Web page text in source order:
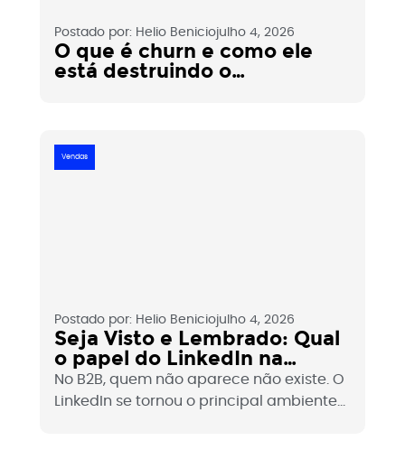
Postado por: Helio Beniciojulho 4, 2026
O que é churn e como ele
está destruindo o
Vendas
Postado por: Helio Beniciojulho 4, 2026
Seja Visto e Lembrado: Qual
o papel do LinkedIn na
prospecção B2B?
No B2B, quem não aparece não existe. O
LinkedIn se tornou o principal ambiente